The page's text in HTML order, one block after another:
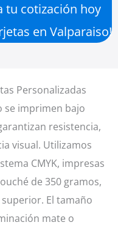
tu cotización hoy
en Valparaiso!
Personalizadas
se imprimen bajo
resistencia,
visual. Utilizamos
CMYK, impresas
de 350 gramos,
El tamaño
mate o